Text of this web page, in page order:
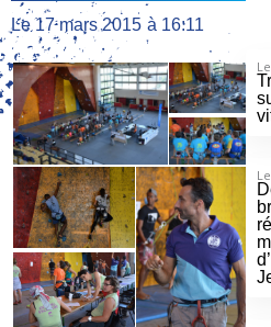
Le 17 mars 2015 à 16:11